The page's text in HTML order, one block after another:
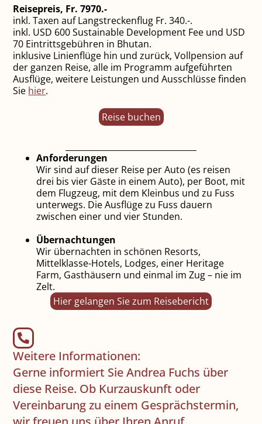
Reisepreis, Fr. 7970.-
inkl. Taxen auf Langstreckenflug Fr. 340.-.
inkl. USD 600 Sustainable Development Fee und USD
70 Eintrittsgebühren in Bhutan.
inklusive Linienflüge hin und zurück, Vollpension auf
der ganzen Reise, alle im Programm aufgeführten
Ausflüge, weitere Leistungen und Ausschlüsse finden
Sie hier.
Reise buchen
Anforderungen
Wir sind auf dieser Reise per Auto (es reisen
drei bis vier Gäste in einem Auto), per Boot, mit
dem Flugzeug, mit dem Kleinbus und zu Fuss
unterwegs. Die Ausflüge zu Fuss dauern
zwischen einer und vier Stunden.
Übernachtungen
Wir übernachten in schönen Resorts,
Mittelklasse-Hotels, Lodges, einer Heritage
Farm, Gasthäusern und einmal im Zug – nie im
Zelt.
Hier gelangen Sie zum Reisebericht
Weitere Informationen:
Gerne informiert Sie Andrea Fuchs über
diese Reise. Ob Kurzauskunft oder
Vereinbarung zu einem Gesprächstermin,